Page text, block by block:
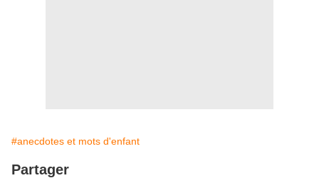
#anecdotes et mots d'enfant
Partager